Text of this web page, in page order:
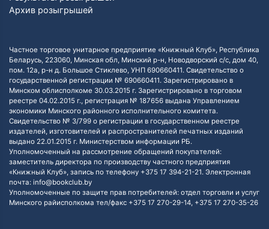
Архив розыгрышей
Частное торговое унитарное предприятие «Книжный Клуб», Республика
Беларусь, 223060, Минская обл, Минский р-н, Новодворский с/с, дом 40,
пом. 12а, р-н д. Большое Стиклево, УНП 690660411. Свидетельство о
государственной регистрации № 690660411. Зарегистрировано в
Минском облисполкоме 30.03.2015 г. Зарегистрировано в торговом
реестре 04.02.2015 г., регистрация № 187656 выдана Управлением
экономики Минского районного исполнительного комитета.
Свидетельство № 3/799 о регистрации в государственном реестре
издателей, изготовителей и распространителей печатных изданий
выдано 22.01.2015 г. Министерством информации РБ.
Уполномоченный на рассмотрение обращений покупателей:
заместитель директора по производству частного предприятия
«Книжный Клуб», запись по телефону +375 17 394-21-21. Электронная
почта: info@bookclub.by
Уполномоченные по защите прав потребителей: отдел торговли и услуг
Минского райисполкома тел/факс +375 17 270-29-14, +375 17 270-35-26